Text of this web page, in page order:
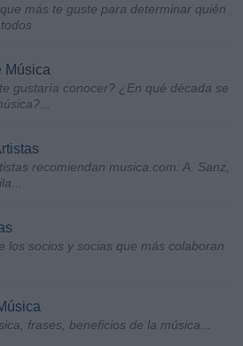
más te guste para determinar quién
Música
gustaría conocer? ¿En qué década se
recomiendan musica.com: A. Sanz,
los socios y socias que más colaboran
frases, beneficios de la música...